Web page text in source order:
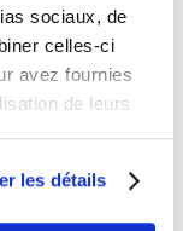
sociaux, de
celles-ci
avez fournies
de leurs
les détails